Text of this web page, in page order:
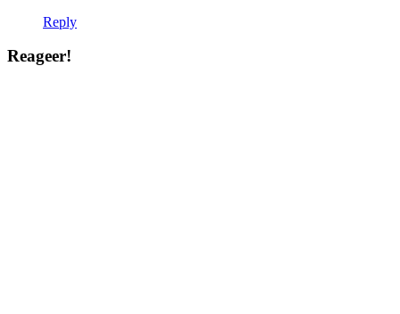
Reply
Reageer!